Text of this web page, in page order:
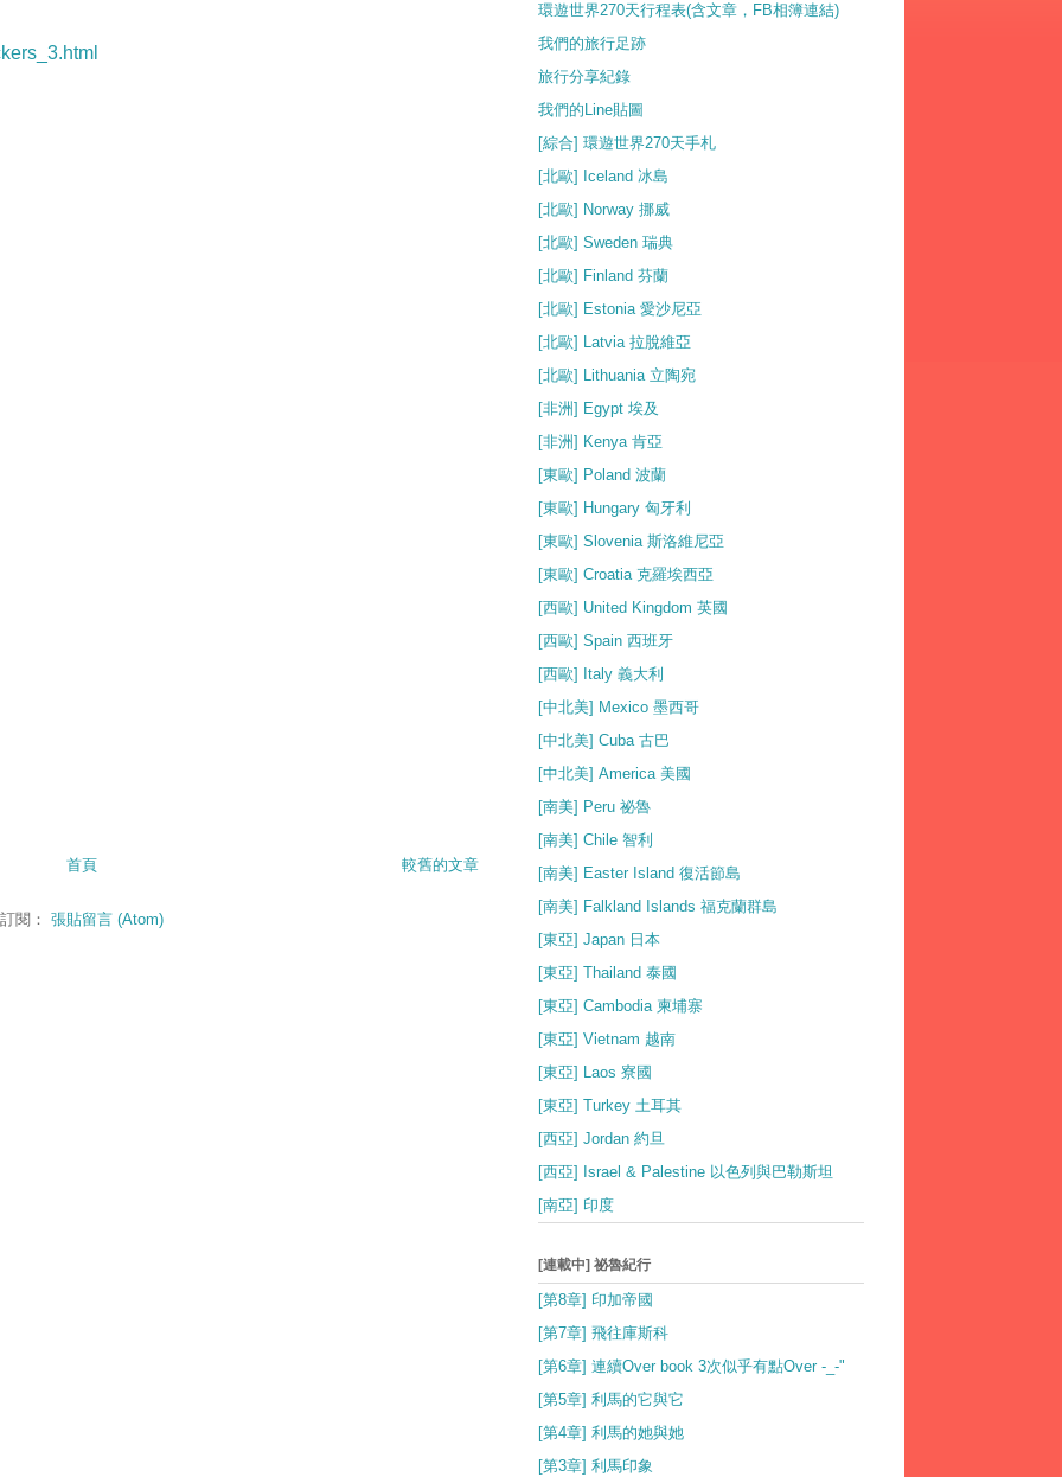
較舊的文章
首頁
訂閱： 張貼留言 (Atom)
環遊世界270天行程表(含文章，FB相簿連結)
我們的旅行足跡
旅行分享紀錄
我們的Line貼圖
[綜合] 環遊世界270天手札
[北歐] Iceland 冰島
[北歐] Norway 挪威
[北歐] Sweden 瑞典
[北歐] Finland 芬蘭
[北歐] Estonia 愛沙尼亞
[北歐] Latvia 拉脫維亞
[北歐] Lithuania 立陶宛
[非洲] Egypt 埃及
[非洲] Kenya 肯亞
[東歐] Poland 波蘭
[東歐] Hungary 匈牙利
[東歐] Slovenia 斯洛維尼亞
[東歐] Croatia 克羅埃西亞
[西歐] United Kingdom 英國
[西歐] Spain 西班牙
[西歐] Italy 義大利
[中北美] Mexico 墨西哥
[中北美] Cuba 古巴
[中北美] America 美國
[南美] Peru 祕魯
[南美] Chile 智利
[南美] Easter Island 復活節島
[南美] Falkland Islands 福克蘭群島
[東亞] Japan 日本
[東亞] Thailand 泰國
[東亞] Cambodia 柬埔寨
[東亞] Vietnam 越南
[東亞] Laos 寮國
[東亞] Turkey 土耳其
[西亞] Jordan 約旦
[西亞] Israel & Palestine 以色列與巴勒斯坦
[南亞] 印度
[連載中] 祕魯紀行
[第8章] 印加帝國
[第7章] 飛往庫斯科
[第6章] 連續Over book 3次似乎有點Over -_-"
[第5章] 利馬的它與它
[第4章] 利馬的她與她
[第3章] 利馬印象